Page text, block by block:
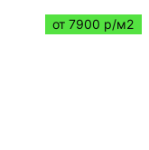
от 7900 р/м2